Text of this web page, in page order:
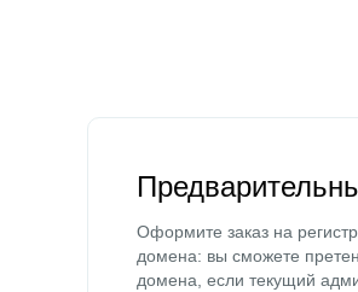
Оформите заказ на
домена: вы сможете
домена, если текущий